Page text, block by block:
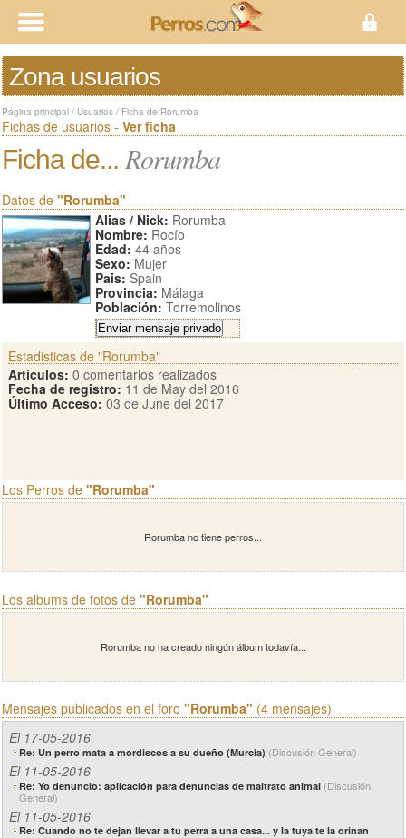
Zona usuarios
Página principal / Usuarios / Ficha de Rorumba
Fichas de usuarios - Ver ficha
Ficha de... Rorumba
Datos de "Rorumba"
Alias / Nick: Rorumba
Nombre: Rocío
Edad: 44 años
Sexo: Mujer
Pais: Spain
Provincia: Málaga
Población: Torremolinos
Estadisticas de "Rorumba"
Artículos: 0 comentarios realizados
Fecha de registro: 11 de May del 2016
Último Acceso: 03 de June del 2017
Los Perros de "Rorumba"
Rorumba no tiene perros...
Los albums de fotos de "Rorumba"
Rorumba no ha creado ningún álbum todavía...
Mensajes publicados en el foro "Rorumba" (4 mensajes)
El 17-05-2016
Re: Un perro mata a mordiscos a su dueño (Murcia) (Discusión General)
El 11-05-2016
Re: Yo denuncio: aplicación para denuncias de maltrato animal (Discusión
General)
El 11-05-2016
Re: Cuando no te dejan llevar a tu perra a una casa... y la tuya te la orinan